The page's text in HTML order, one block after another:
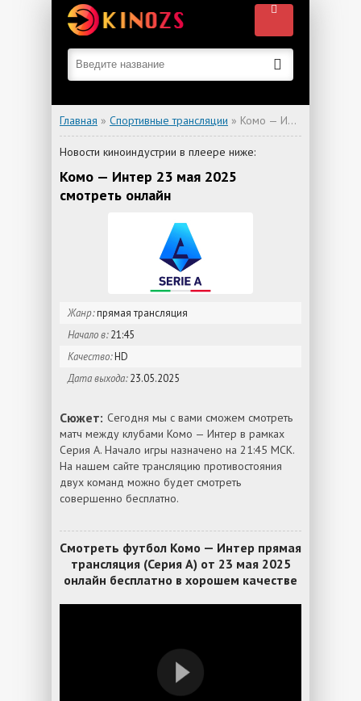
Главная » Спортивные трансляции » Комо — Интер
Новости киноиндустрии в плеере ниже:
Комо — Интер 23 мая 2025
смотреть онлайн
Жанр:прямая трансляция
Начало в:21:45
Качество:HD
Дата выхода:23.05.2025
Сюжет: Сегодня мы с вами сможем смотреть
матч между клубами Комо — Интер в рамках
Серия А. Начало игры назначено на 21:45 МСК.
На нашем сайте трансляцию противостояния
двух команд можно будет смотреть
совершенно бесплатно.
Смотреть футбол Комо — Интер прямая
трансляция (Серия А) от 23 мая 2025
онлайн бесплатно в хорошем качестве